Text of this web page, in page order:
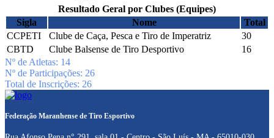
Resultado Geral por Clubes (Equipes)
Sigla
Nome
Total
CCPETI
Clube de Caça, Pesca e Tiro de Imperatriz
30
CBTD
Clube Balsense de Tiro Desportivo
16
Nº de Atletas: 14
Nº de Participações: 26
Total de Inscrições: 26
Federação Maranhense de Tiro Esportivo